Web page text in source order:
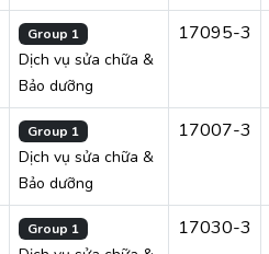
Group 1
Dịch vụ sửa chữa &
Bảo dưỡng
17095-3
Group 1
Dịch vụ sửa chữa &
Bảo dưỡng
17007-3
Group 1 17030-3